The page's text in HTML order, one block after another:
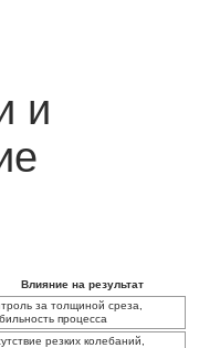
и
Влияние на результат
за толщиной среза,
процесса
резких колебаний,